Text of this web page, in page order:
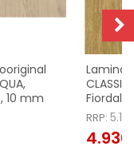
10 mm
RRP: